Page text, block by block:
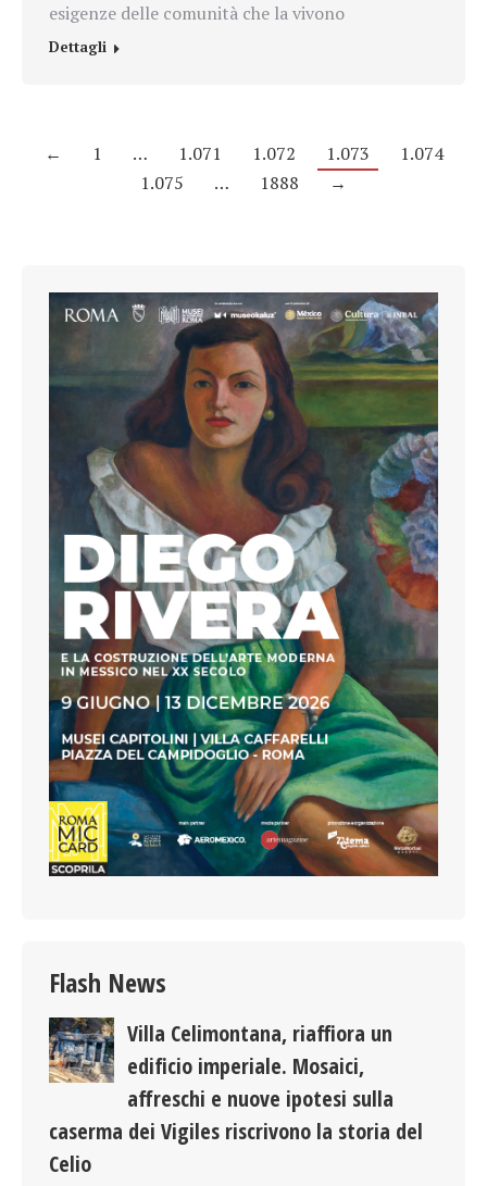
esigenze delle comunità che la vivono
Dettagli
← 1 … 1.071 1.072 1.073
1.074
1.075
… 1888 →
Flash News
Villa Celimontana, riaffiora un
edificio imperiale. Mosaici,
affreschi e nuove ipotesi sulla
caserma dei Vigiles riscrivono la storia del
Celio